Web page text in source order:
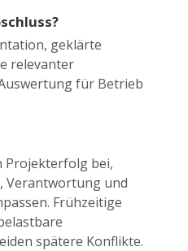
geklärte
relevanter
für Betrieb
Projekterfolg bei,
Verantwortung und
Frühzeitige
spätere Konflikte.